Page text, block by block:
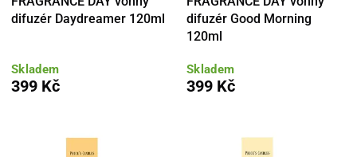
difuzér Daydreamer 120ml
Skladem
399 Kč
difuzér Good Morning
120ml
Skladem
399 Kč